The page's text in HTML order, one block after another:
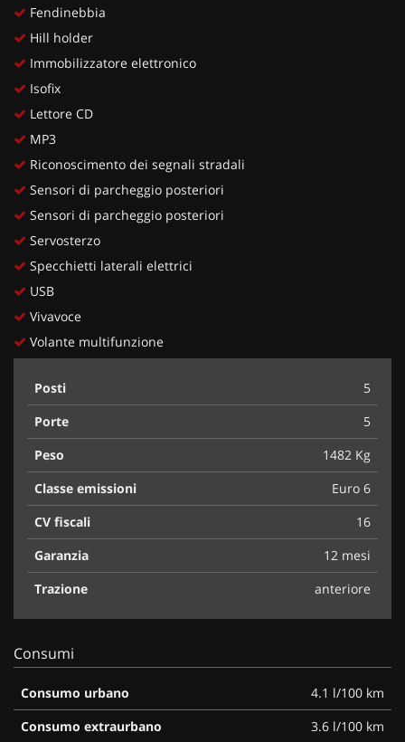
Fendinebbia
Hill holder
Immobilizzatore elettronico
Isofix
Lettore CD
MP3
Riconoscimento dei segnali stradali
Sensori di parcheggio posteriori
Sensori di parcheggio posteriori
Servosterzo
Specchietti laterali elettrici
USB
Vivavoce
Volante multifunzione
Posti
5
Porte
5
Peso
1482 Kg
Classe emissioni
Euro 6
CV fiscali
16
Garanzia
12 mesi
Trazione
anteriore
Consumi
Consumo urbano
4.1 l/100 km
Consumo extraurbano
3.6 l/100 km